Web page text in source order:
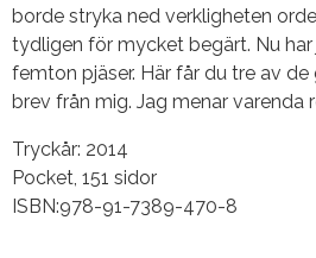
borde stryka ned verkligheten
tydligen för mycket begärt. Nu har
femton pjäser. Här får du tre av
brev från mig. Jag menar varenda
Tryckår: 2014
Pocket, 151 sidor
ISBN:978-91-7389-470-8